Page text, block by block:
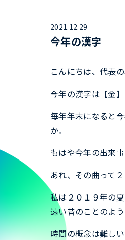
2021.12.29
今年の漢字
こんにちは、代表の
今年の漢字は【金】
毎年年末になると
か。
もはや今年の出来
あれ、その曲って
私は２０１９年の
遠い昔のことのよう
時間の概念は難しい